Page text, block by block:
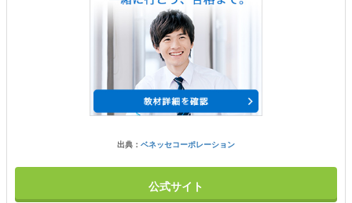
出典： ベネッセコーポレーション
公式サイト